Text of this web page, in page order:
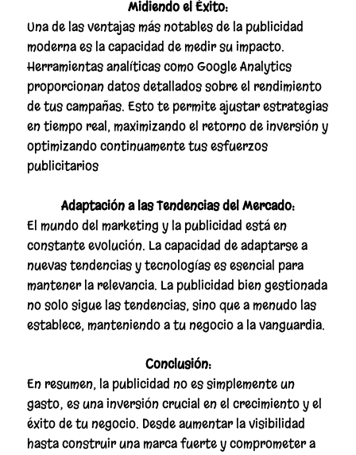
Midiendo el Éxito:
Una de las ventajas más notables de la publicidad
moderna es la capacidad de medir su impacto.
Herramientas analíticas como Google Analytics
proporcionan datos detallados sobre el rendimiento
de tus campañas. Esto te permite ajustar estrategias
en tiempo real, maximizando el retorno de inversión y
optimizando continuamente tus esfuerzos
publicitarios
Adaptación a las Tendencias del Mercado:
El mundo del marketing y la publicidad está en
constante evolución. La capacidad de adaptarse a
nuevas tendencias y tecnologías es esencial para
mantener la relevancia. La publicidad bien gestionada
no solo sigue las tendencias, sino que a menudo las
establece, manteniendo a tu negocio a la vanguardia.
Conclusión:
En resumen, la publicidad no es simplemente un
gasto; es una inversión crucial en el crecimiento y el
éxito de tu negocio. Desde aumentar la visibilidad
hasta construir una marca fuerte y comprometer a